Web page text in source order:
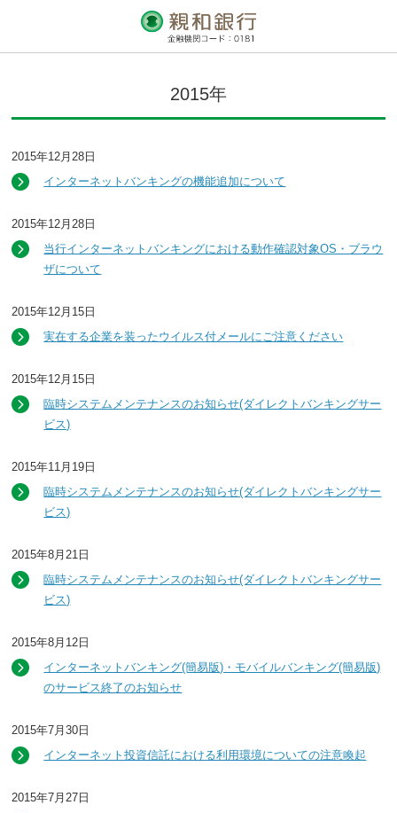
2015年
2015年12月28日
インターネットバンキングの機能追加について
2015年12月28日
当行インターネットバンキングにおける動作確認対象OS・ブラウ
ザについて
2015年12月15日
実在する企業を装ったウイルス付メールにご注意ください
2015年12月15日
臨時システムメンテナンスのお知らせ(ダイレクトバンキングサー
ビス)
2015年11月19日
臨時システムメンテナンスのお知らせ(ダイレクトバンキングサー
ビス)
2015年8月21日
臨時システムメンテナンスのお知らせ(ダイレクトバンキングサー
ビス)
2015年8月12日
インターネットバンキング(簡易版)・モバイルバンキング(簡易版)
のサービス終了のお知らせ
2015年7月30日
インターネット投資信託における利用環境についての注意喚起
2015年7月27日